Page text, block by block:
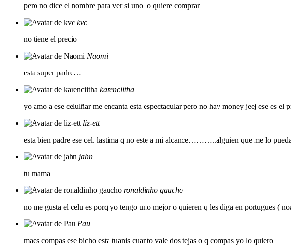
pero no dice el nombre para ver si uno lo quiere comprar
kvc
no tiene el precio
Naomi
esta super padre…
karenciitha
yo amo a ese celulñar me encanta esta espectacular pero no hay money jeej ese es
liz-ett
esta bien padre ese cel. lastima q no este a mi alcance………..alguien que me lo
jahn
tu mama
ronaldinho gaucho
no me gusta el celu es porq yo tengo uno mejor o quieren q les diga en portugues (
Pau
maes compas ese bicho esta tuanis cuanto vale dos tejas o q compas yo lo quiero